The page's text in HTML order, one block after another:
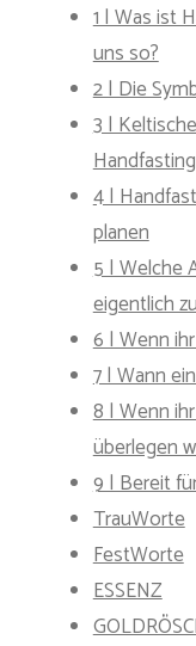
1 | Was ist
uns so?
2 | Die
3 |
Handfasting
4 |
planen
5 | Welche
eigentlich
6 | Wenn
7 | Wann
8 | Wenn
überlegen
9 | Bereit
TrauWorte
FestWorte
ESSENZ